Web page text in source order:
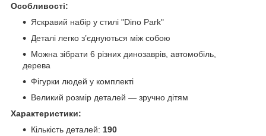
Особливості:
Яскравий набір у стилі "Dino Park"
Деталі легко з’єднуються між собою
Можна зібрати 6 різних динозаврів, автомобіль,
дерева
Фігурки людей у комплекті
Великий розмір деталей — зручно дітям
Характеристики:
Кількість деталей: 190